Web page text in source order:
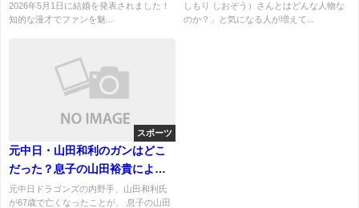
2026年5月1日に結婚を発表されました！
知的な漫才でファンを魅...
しもり しおぞう）さんとはどんな人物な
のか？」と気になる人が増えて...
スポーツ
元中日・山田和利のガンはどこ
だった？息子の山田裕貴により
死去を報告！
元中日ドラゴンズの内野手、山田和利氏
が67歳で亡くなったことが、 息子の山田